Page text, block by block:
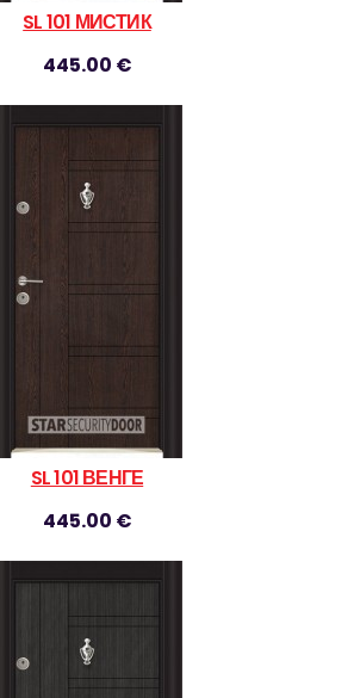
SL 101 МИСТИК
445.00 €
SL 101 ВЕНГЕ
445.00 €